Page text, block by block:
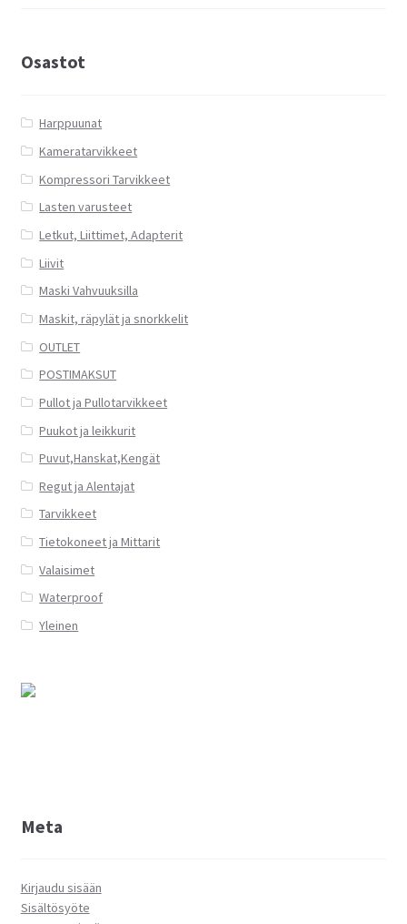
Osastot
Harppuunat
Kameratarvikkeet
Kompressori Tarvikkeet
Lasten varusteet
Letkut, Liittimet, Adapterit
Liivit
Maski Vahvuuksilla
Maskit, räpylät ja snorkkelit
OUTLET
POSTIMAKSUT
Pullot ja Pullotarvikkeet
Puukot ja leikkurit
Puvut,Hanskat,Kengät
Regut ja Alentajat
Tarvikkeet
Tietokoneet ja Mittarit
Valaisimet
Waterproof
Yleinen
Meta
Kirjaudu sisään
Sisältösyöte